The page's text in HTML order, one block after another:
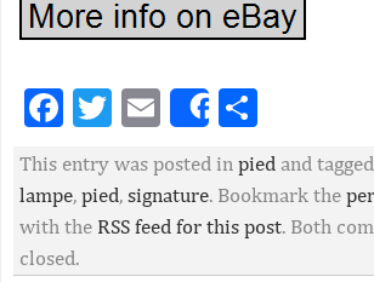
Facebook
Twitter
EmailShare
This entry was posted in pied and tagged
lampe, pied, signature. Bookmark the
with the RSS feed for this post. Both
closed.